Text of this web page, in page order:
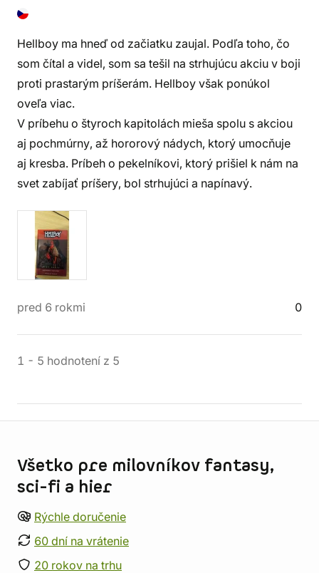
Hellboy ma hneď od začiatku zaujal. Podľa toho, čo
som čítal a videl, som sa tešil na strhujúcu akciu v boji
proti prastarým príšerám. Hellboy však ponúkol
oveľa viac.
V príbehu o štyroch kapitolách mieša spolu s akciou
aj pochmúrny, až hororový nádych, ktorý umocňuje
aj kresba. Príbeh o pekelníkovi, ktorý prišiel k nám na
svet zabíjať príšery, bol strhujúci a napínavý.
pred 6 rokmi 0
1 - 5 hodnotení z 5
Všetko pre milovníkov fantasy,
sci-fi a hier
Rýchle doručenie
60 dní na vrátenie
20 rokov na trhu